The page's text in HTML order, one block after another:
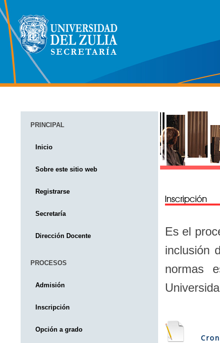
PRINCIPAL
Inicio
Sobre este sitio web
Registrarse
Secretaría
Dirección Docente
PROCESOS
Admisión
Inscripción
Opción a grado
Es el
inclusión
normas